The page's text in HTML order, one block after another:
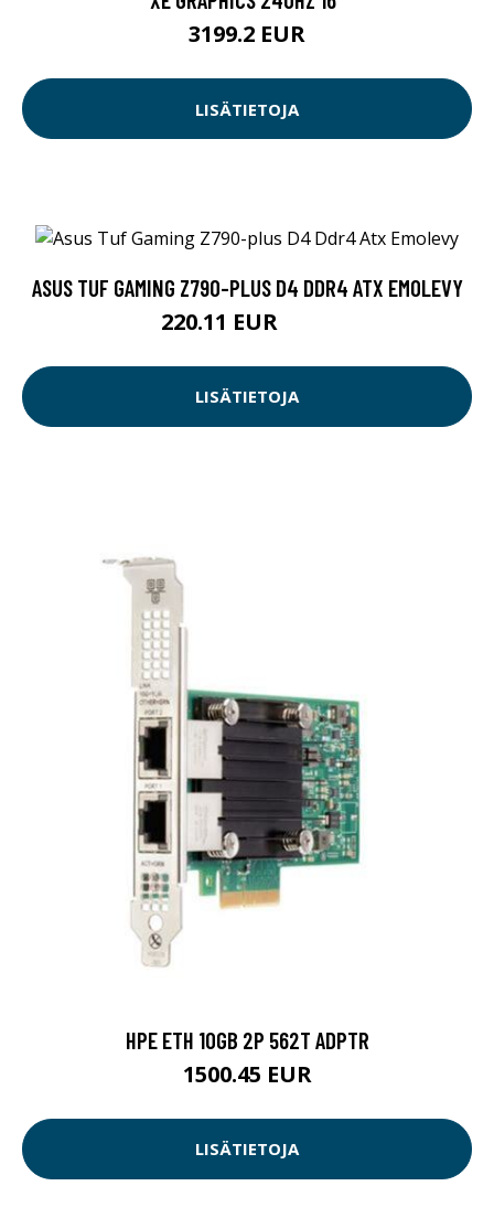
3199.2 EUR
LISÄTIETOJA
ASUS TUF GAMING Z790-PLUS D4 DDR4 ATX EMOLEVY
220.11 EUR
LISÄTIETOJA
HPE ETH 10GB 2P 562T ADPTR
1500.45 EUR
LISÄTIETOJA